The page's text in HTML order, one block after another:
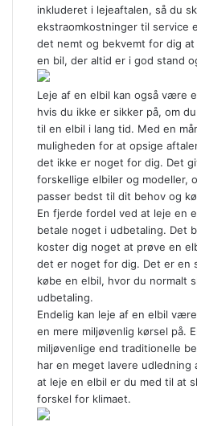
inkluderet i lejeaftalen, så du
ekstraomkostninger til service
det nemt og bekvemt for dig
en bil, der altid er i god stand
Leje af en elbil kan også være
hvis du ikke er sikker på, om
til en elbil i lang tid. Med en
muligheden for at opsige
det ikke er noget for dig. Det
forskellige elbiler og modeller,
passer bedst til dit behov og
En fjerde fordel ved at leje en
betale noget i udbetaling. Det
koster dig noget at prøve en
det er noget for dig. Det er en
købe en elbil, hvor du normalt
udbetaling.
Endelig kan leje af en elbil
en mere miljøvenlig kørsel på.
miljøvenlige end traditionelle
har en meget lavere udledning
at leje en elbil er du med til at
forskel for klimaet.